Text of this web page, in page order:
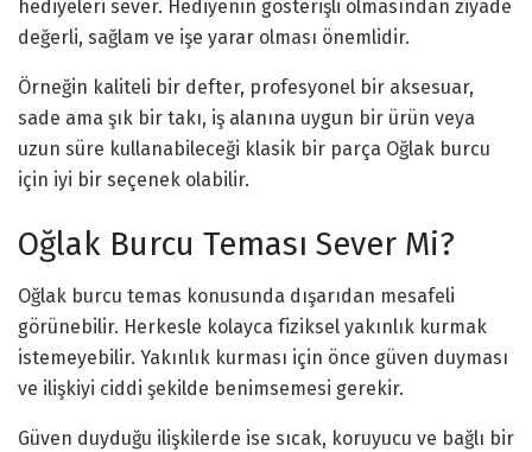
hediyeleri sever. Hediyenin gösterişli olmasından ziyade
değerli, sağlam ve işe yarar olması önemlidir.
Örneğin kaliteli bir defter, profesyonel bir aksesuar,
sade ama şık bir takı, iş alanına uygun bir ürün veya
uzun süre kullanabileceği klasik bir parça Oğlak burcu
için iyi bir seçenek olabilir.
Oğlak Burcu Teması Sever Mi?
Oğlak burcu temas konusunda dışarıdan mesafeli
görünebilir. Herkesle kolayca fiziksel yakınlık kurmak
istemeyebilir. Yakınlık kurması için önce güven duyması
ve ilişkiyi ciddi şekilde benimsemesi gerekir.
Güven duyduğu ilişkilerde ise sıcak, koruyucu ve bağlı bir